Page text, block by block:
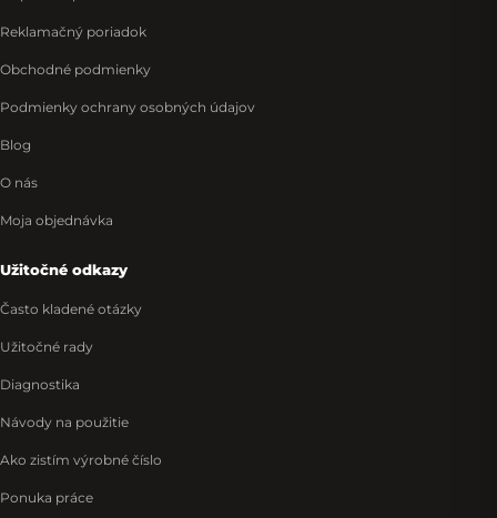
Reklamačný poriadok
Obchodné podmienky
Podmienky ochrany osobných údajov
Blog
O nás
Moja objednávka
Užitočné odkazy
Často kladené otázky
Užitočné rady
Diagnostika
Návody na použitie
Ako zistím výrobné číslo
Ponuka práce